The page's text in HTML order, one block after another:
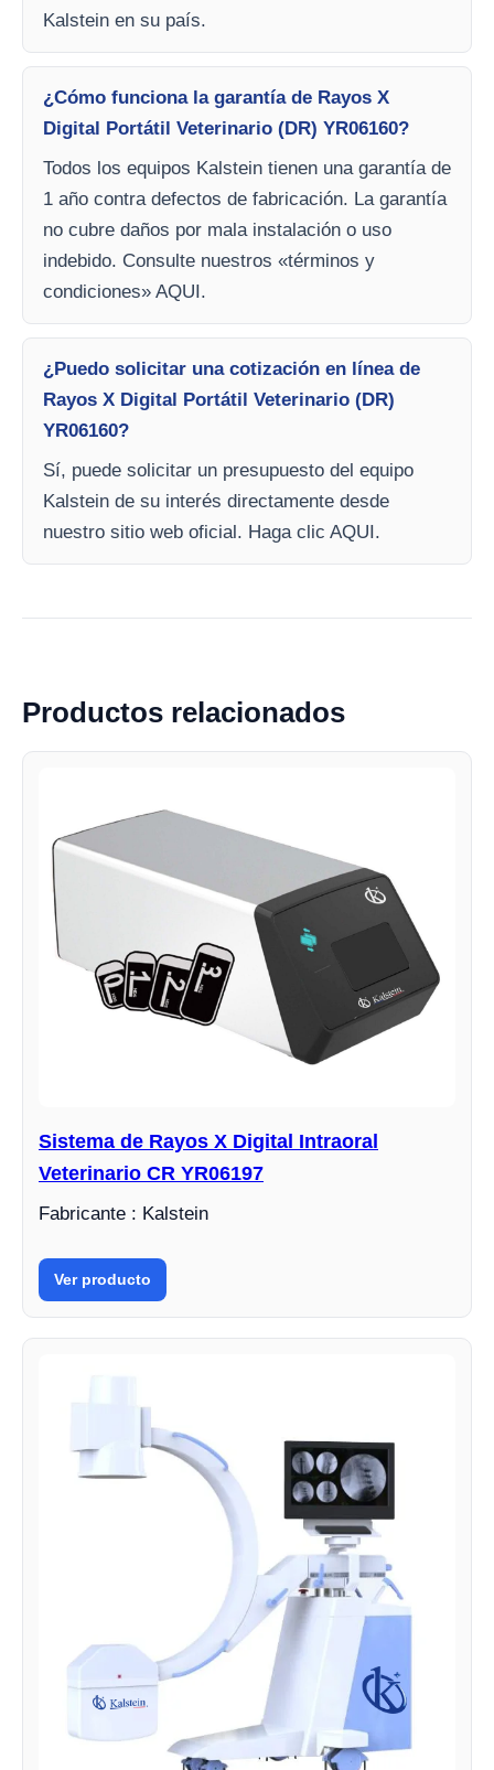
Kalstein en su país.
¿Cómo funciona la garantía de Rayos X
Digital Portátil Veterinario (DR) YR06160?
Todos los equipos Kalstein tienen una garantía de
1 año contra defectos de fabricación. La garantía
no cubre daños por mala instalación o uso
indebido. Consulte nuestros «términos y
condiciones» AQUI.
¿Puedo solicitar una cotización en línea de
Rayos X Digital Portátil Veterinario (DR)
YR06160?
Sí, puede solicitar un presupuesto del equipo
Kalstein de su interés directamente desde
nuestro sitio web oficial. Haga clic AQUI.
Productos relacionados
Sistema de Rayos X Digital Intraoral
Veterinario CR YR06197
Fabricante : Kalstein
Ver producto